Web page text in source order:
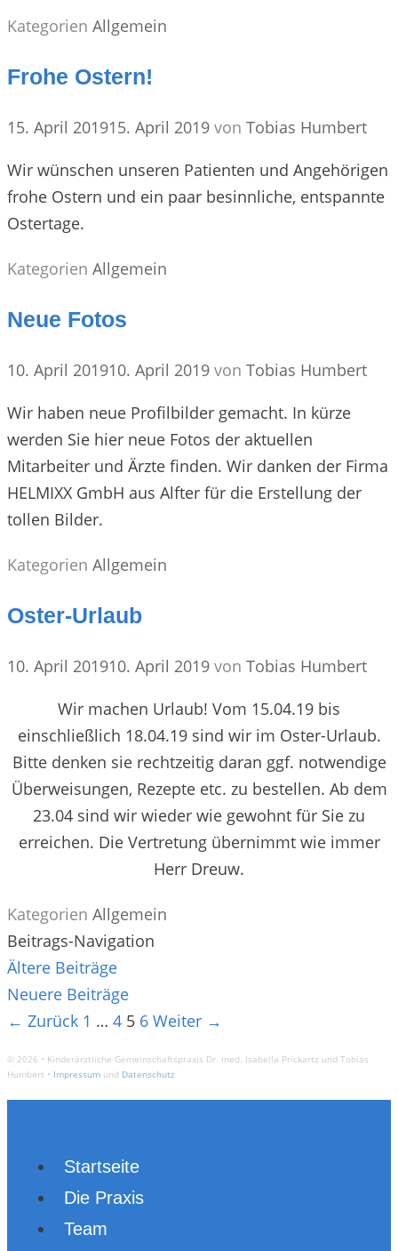
Kategorien Allgemein
Frohe Ostern!
15. April 201915. April 2019 von Tobias Humbert
Wir wünschen unseren Patienten und Angehörigen
frohe Ostern und ein paar besinnliche, entspannte
Ostertage.
Kategorien Allgemein
Neue Fotos
10. April 201910. April 2019 von Tobias Humbert
Wir haben neue Profilbilder gemacht. In kürze
werden Sie hier neue Fotos der aktuellen
Mitarbeiter und Ärzte finden. Wir danken der Firma
HELMIXX GmbH aus Alfter für die Erstellung der
tollen Bilder.
Kategorien Allgemein
Oster-Urlaub
10. April 201910. April 2019 von Tobias Humbert
Wir machen Urlaub! Vom 15.04.19 bis
einschließlich 18.04.19 sind wir im Oster-Urlaub.
Bitte denken sie rechtzeitig daran ggf. notwendige
Überweisungen, Rezepte etc. zu bestellen. Ab dem
23.04 sind wir wieder wie gewohnt für Sie zu
erreichen. Die Vertretung übernimmt wie immer
Herr Dreuw.
Kategorien Allgemein
Beitrags-Navigation
Ältere Beiträge
Neuere Beiträge
← Zurück 1 … 4 5 6 Weiter →
© 2026 • Kinderärztliche Gemeinschaftspraxis Dr. med. Isabella Prickartz und Tobias
Humbert • Impressum und Datenschutz
Startseite
Die Praxis
Team